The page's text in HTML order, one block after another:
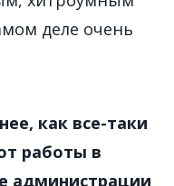
деле очень
как все-таки
работы в
администрации